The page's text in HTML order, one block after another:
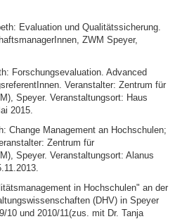
Evaluation und Qualitätssicherung.
ZWM Speyer,
Forschungsevaluation. Advanced
Veranstalter: Zentrum für
Speyer. Veranstaltungsort: Haus
2015.
Change Management an Hochschulen;
Zentrum für
Speyer. Veranstaltungsort: Alanus
in Hochschulen" an der
(DHV) in Speyer
10 und 2010/11(zus. mit Dr. Tanja